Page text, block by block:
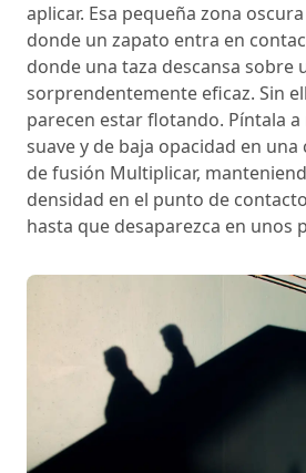
aplicar. Esa pequeña zona
donde un zapato entra en
donde una taza descansa sobre
sorprendentemente eficaz. Sin
parecen estar flotando. Píntala
suave y de baja opacidad en
de fusión Multiplicar,
densidad en el punto de
hasta que desaparezca en unos